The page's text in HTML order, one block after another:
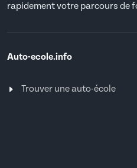
rapidement votre parcours de
Auto-ecole.info
Trouver une auto-école